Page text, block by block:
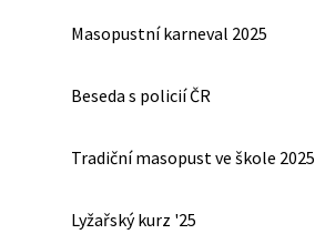
Masopustní karneval 2025
Beseda s policií ČR
Tradiční masopust ve škole 2025
Lyžařský kurz '25